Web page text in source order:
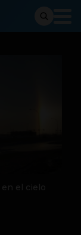
el cielo